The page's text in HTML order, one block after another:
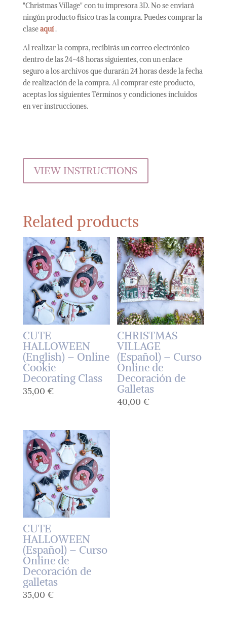
"Christmas Village" con tu impresora 3D.No se enviará
ningún producto físico tras la compra.Puedes comprar la
claseaquí.
Al realizar la compra, recibirás un correo electrónico
dentro de las 24-48 horas siguientes, con un enlace
seguro a los archivos que durarán 24 horas desde la fecha
de realización de la compra. Al comprar este producto,
aceptas los siguientes Términos y condiciones incluidos
en ver instrucciones.
VIEW INSTRUCTIONS
Related products
CUTE
HALLOWEEN
(English) – Online
Cookie
Decorating Class
35,00 €
CHRISTMAS
VILLAGE
(Español) – Curso
Online de
Decoración de
Galletas
40,00 €
CUTE
HALLOWEEN
(Español) – Curso
Online de
Decoración de
galletas
35,00 €